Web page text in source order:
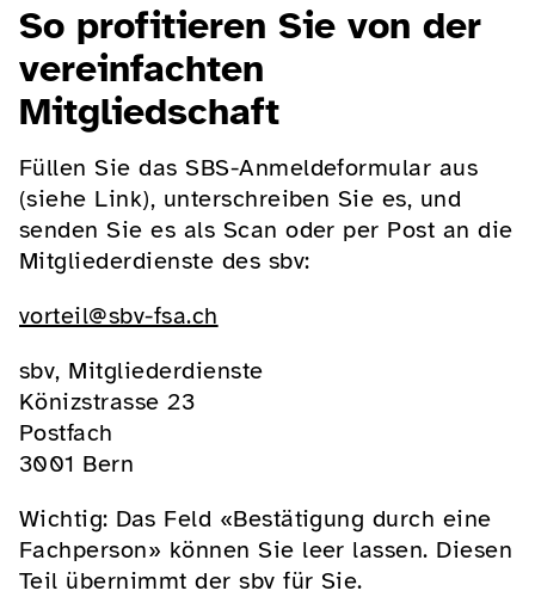
So profitieren Sie von der
vereinfachten
Mitgliedschaft
Füllen Sie das SBS-Anmeldeformular aus
(siehe Link), unterschreiben Sie es, und
senden Sie es als Scan oder per Post an die
Mitgliederdienste des sbv:
vorteil@sbv-fsa.ch
sbv, Mitgliederdienste
Könizstrasse 23
Postfach
3001 Bern
Wichtig: Das Feld «Bestätigung durch eine
Fachperson» können Sie leer lassen. Diesen
Teil übernimmt der sbv für Sie.